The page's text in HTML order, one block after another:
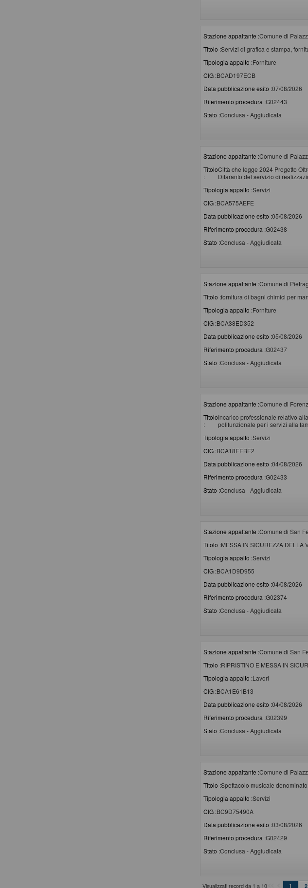
Stazione appaltante :Comune di
Titolo :Servizi di grafica e stampa,
Tipologia appalto :Forniture
CIG :BCAD197ECB
Data pubblicazione esito :07/08/2026
Riferimento procedura :G02443
Stato :Conclusa - Aggiudicata
Stazione appaltante :Comune di
Titolo
:
Città che legge 2024 Progetto
Ditaranto del servizio di
Tipologia appalto :Servizi
CIG :BCA575AEFE
Data pubblicazione esito :05/08/2026
Riferimento procedura :G02438
Stato :Conclusa - Aggiudicata
Stazione appaltante :Comune di
Titolo :fornitura di bagni chimici per
Tipologia appalto :Forniture
CIG :BCA38ED352
Data pubblicazione esito :05/08/2026
Riferimento procedura :G02437
Stato :Conclusa - Aggiudicata
Stazione appaltante :Comune di
Titolo
:
Incarico professionale relativo
polifunzionale per i servizi alla
Tipologia appalto :Servizi
CIG :BCA18EEBE2
Data pubblicazione esito :04/08/2026
Riferimento procedura :G02433
Stato :Conclusa - Aggiudicata
Stazione appaltante :Comune di San
Titolo :MESSA IN SICUREZZA DELLA
Tipologia appalto :Servizi
CIG :BCA1D9D955
Data pubblicazione esito :04/08/2026
Riferimento procedura :G02374
Stato :Conclusa - Aggiudicata
Stazione appaltante :Comune di San
Titolo :RIPRISTINO E MESSA IN
Tipologia appalto :Lavori
CIG :BCA1E61B13
Data pubblicazione esito :04/08/2026
Riferimento procedura :G02399
Stato :Conclusa - Aggiudicata
Stazione appaltante :Comune di
Titolo :Spettacolo musicale
Tipologia appalto :Servizi
CIG :BC9D75490A
Data pubblicazione esito :03/08/2026
Riferimento procedura :G02429
Stato :Conclusa - Aggiudicata
Visualizzati record da 1 a 10